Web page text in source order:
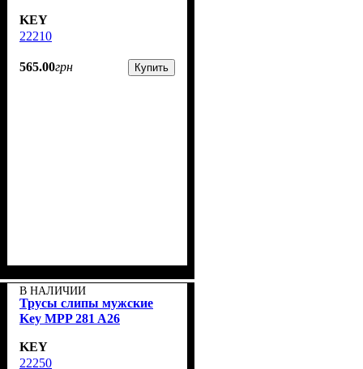
KEY
22210
565.00грн Купить
В НАЛИЧИИ
Трусы слипы мужские
Key MPP 281 A26
KEY
22250